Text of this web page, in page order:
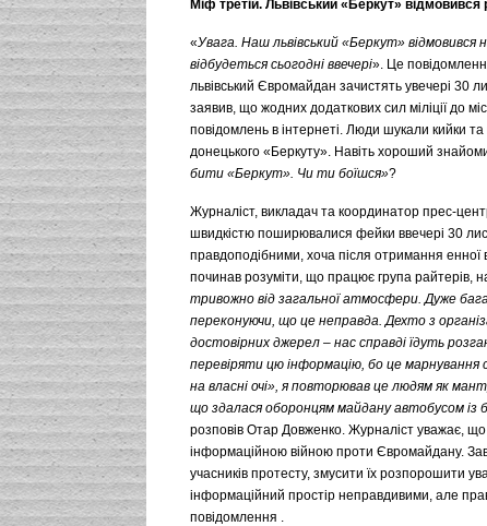
Міф третій. Львівський «Беркут»
«Увага. Наш львівський «Беркут»
відбудеться сьогодні ввечері». Це
львівський Євромайдан зачистять увечері 30
заявив, що жодних додаткових сил міліції до
повідомлень в інтернеті. Люди шукали кийки
донецького «Беркуту». Навіть хороший
бити «Беркут». Чи ти боїшся»?
Журналіст, викладач та координатор прес-
швидкістю поширювалися фейки ввечері 30
правдоподібними, хоча після отримання енної
починав розуміти, що працює група райтерів,
тривожно від загальної атмосфери. Дуже
переконуючи, що це неправда. Дехто з
достовірних джерел – нас справді їдуть
перевіряти цю інформацію, бо це
на власні очі», я повторював це людям як
що здалася оборонцям майдану автобусом із
розповів Отар Довженко. Журналіст уважає,
інформаційною війною проти Євромайдану.
учасників протесту, змусити їх розпорошити
інформаційний простір неправдивими, але
повідомлення .